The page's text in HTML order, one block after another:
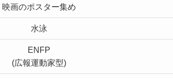
映画のポスター集め
水泳
ENFP
(広報運動家型)